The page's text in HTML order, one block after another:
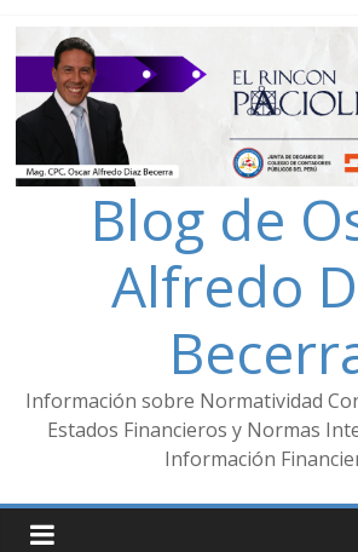
Blog de
Alfredo
Información sobre Normatividad
Estados Financieros y Normas
Información